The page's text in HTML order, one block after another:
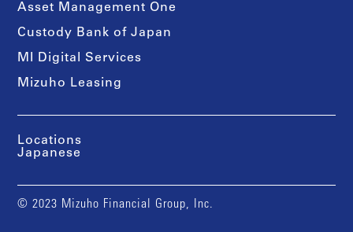
Asset Management One
Custody Bank of Japan
MI Digital Services
Mizuho Leasing
Locations
Japanese
© 2023 Mizuho Financial Group, Inc.